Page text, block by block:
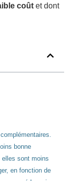
coût et dont
bonne
sont moins
en fonction de